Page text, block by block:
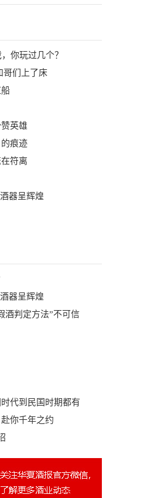
你玩过几个？
哥们上了床
英雄
痕迹
符离
器呈辉煌
器呈辉煌
酒判定方法”不可信
代到民国时期都有
你千年之约